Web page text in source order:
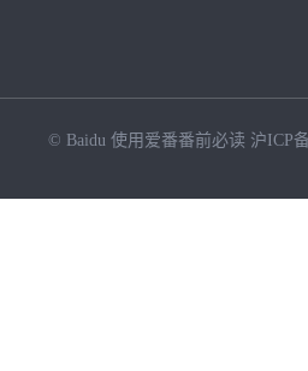
© Baidu 使用爱番番前必读 沪ICP